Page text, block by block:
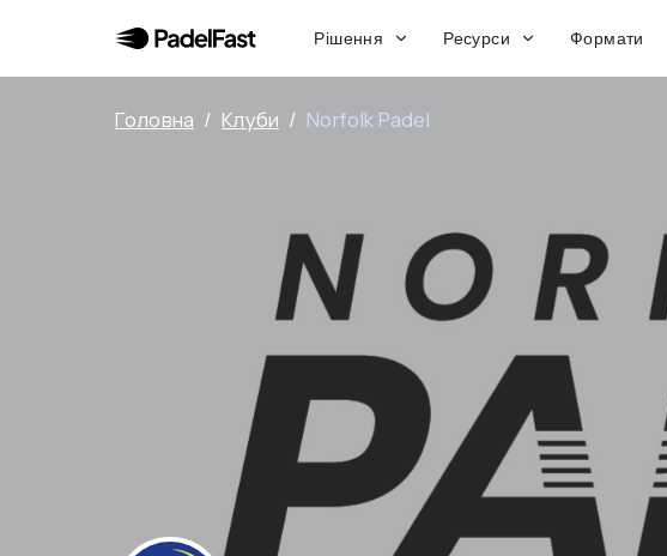
Рішення Ресурси Формати
Головна / Клуби / Norfolk Padel